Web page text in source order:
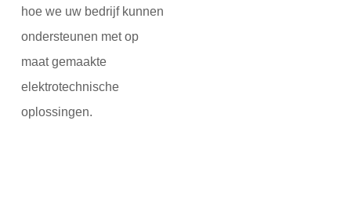
hoe we uw bedrijf kunnen
ondersteunen met op
maat gemaakte
elektrotechnische
oplossingen.